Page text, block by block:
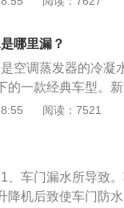
：许多人都认为这
无意识的躲闪，就
。3、驾驶员的座
他们的安全。最重
险。
哪里漏？
空调蒸发器的冷凝
的一款经典车型。
显沉稳大气。2、
变化，车身线条也
的铝合金轮毂样式。
阅读：7521
、车门漏水所导致
降机后致使车门防